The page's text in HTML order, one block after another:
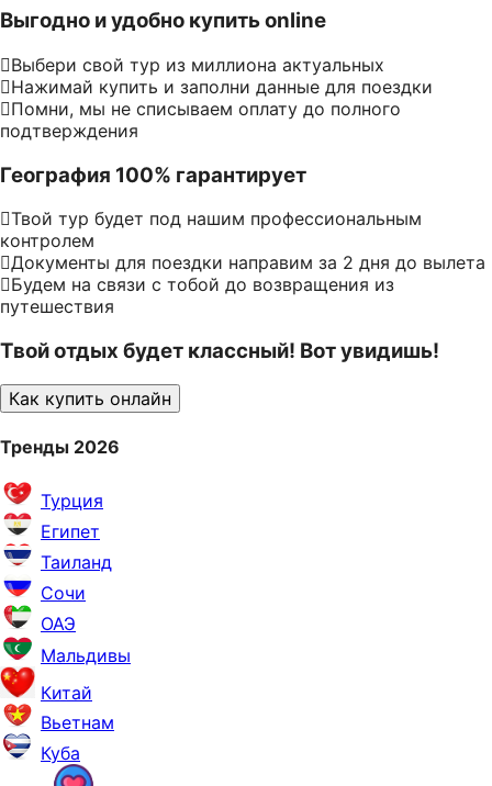
Выгодно и удобно купить online
Выбери свой тур из миллиона актуальных
Нажимай купить и заполни данные для поездки
Помни, мы не списываем оплату до полного
подтверждения
География 100% гарантирует
Твой тур будет под нашим профессиональным
контролем
Документы для поездки направим за 2 дня до вылета
Будем на связи с тобой до возвращения из
путешествия
Твой отдых будет классный! Вот увидишь!
Как купить онлайн
Тренды 2026
Турция
Египет
Таиланд
Сочи
ОАЭ
Мальдивы
Китай
Вьетнам
Куба